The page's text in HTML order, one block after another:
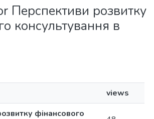
Перспективи розвитку
консультування в
views
фінансового